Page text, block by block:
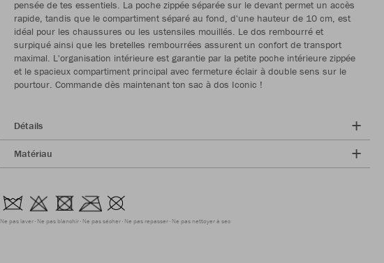
pensée de tes essentiels. La poche zippée séparée sur le devant permet un accès
rapide, tandis que le compartiment séparé au fond, d'une hauteur de 10 cm, est
idéal pour les chaussures ou les ustensiles mouillés. Le dos rembourré et
surpiqué ainsi que les bretelles rembourrées assurent un confort de transport
maximal. L'organisation intérieure est garantie par la petite poche intérieure zippée
et le spacieux compartiment principal avec fermeture éclair à double sens sur le
pourtour. Commande dès maintenant ton sac à dos Iconic !
Détails
Matériau
Ne pas laver Ne pas blanchir Ne pas sécher Ne pas repasser Ne pas nettoyer à sec